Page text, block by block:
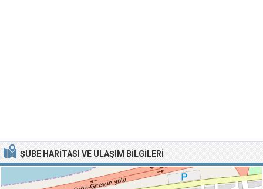
ŞUBE HARITASI VE ULAŞIM BILGILERI